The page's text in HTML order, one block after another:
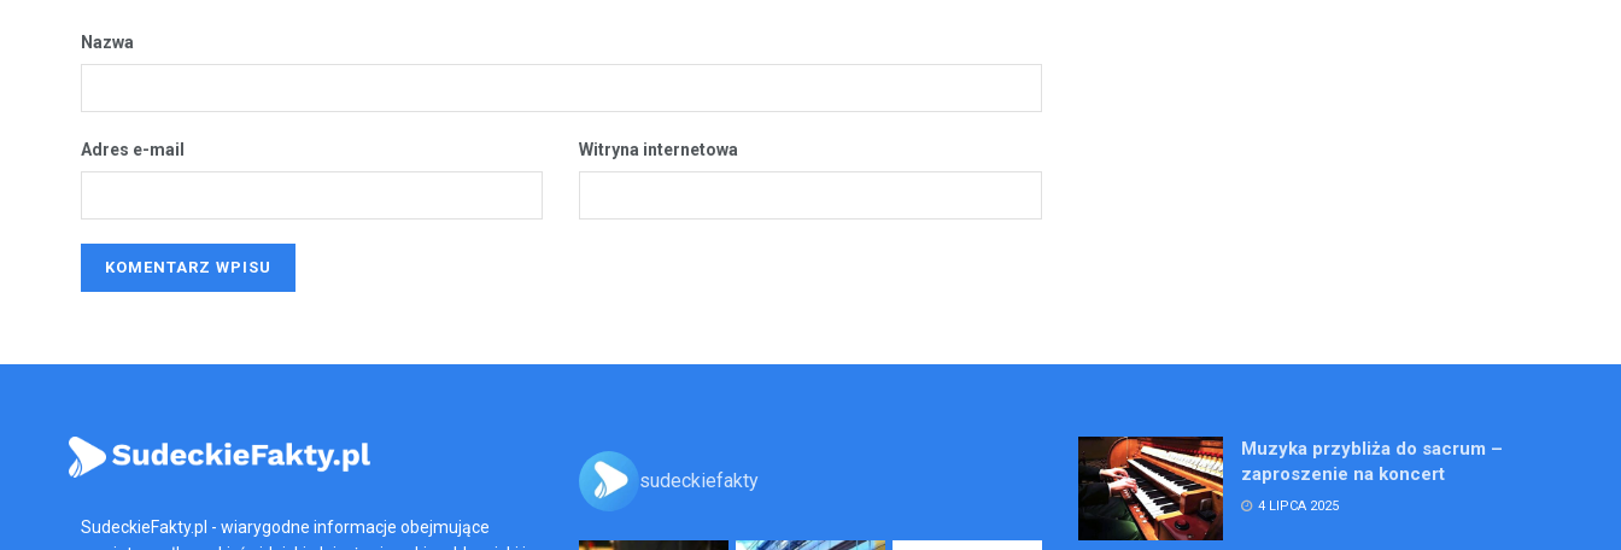
Nazwa
Adres e-mail Witryna internetowa
SudeckieFakty.pl - wiarygodne informacje obejmujące
sudeckiefakty
Muzyka przybliża do sacrum –
zaproszenie na koncert
4 LIPCA 2025